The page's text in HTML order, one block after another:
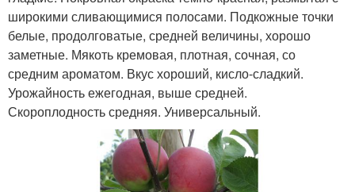
широкими сливающимися полосами. Подкожные точки
белые, продолговатые, средней величины, хорошо
заметные. Мякоть кремовая, плотная, сочная, со
средним ароматом. Вкус хороший, кисло-сладкий.
Урожайность ежегодная, выше средней.
Скороплодность средняя. Универсальный.